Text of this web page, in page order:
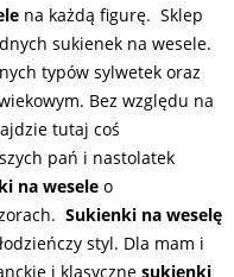
na każdą figurę. Sklep
sukienek na wesele.
typów sylwetek oraz
Bez względu na
tutaj coś
pań i nastolatek
na wesele o
Sukienki na weselę
styl. Dla mam i
i klasyczne sukienki